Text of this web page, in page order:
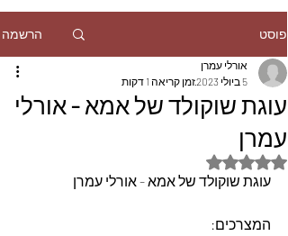
פוסט הרשמה
עוגת שוקולד של אמא - אורלי
עמרן
אורלי עמרן
5 ביולי 2023
זמן קריאה 1 דקות
דירוג של NaN מתוך 5 כוכבים
עוגת שוקולד של אמא - אורלי עמרן
המצרכים: